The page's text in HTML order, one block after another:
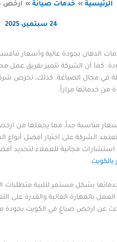
الرئيسية خدمات صيانة ارخص
24 سبتمبر، 2025
الدهان بجودة عالية وأسعار
كما أن الشركة تتميز بفريق عمل
مجال الصباغة. كذلك، تحرص شركة
من خدماتها مراراً.
مناسبة جداً، مما يجعلها من
الشركة على اختيار أفضل أنواع
مجانية للعملاء لتحديد
بشكل مستمر لتلبية متطلبات
بالمهارة العالية والقدرة على
عن ارخص صباغ في الكويت بجودة